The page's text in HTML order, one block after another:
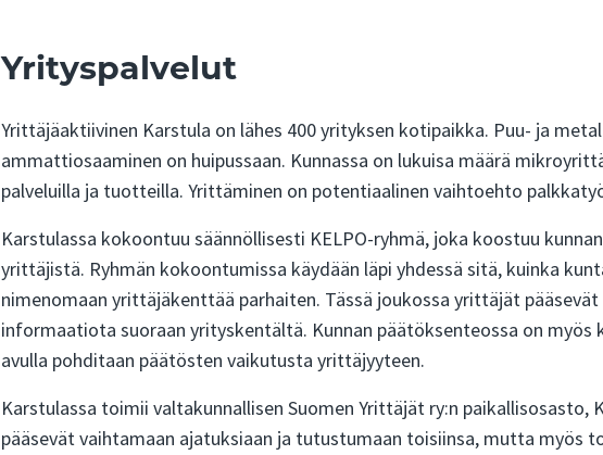
Yrityspalvelut
Yrittäjäaktiivinen Karstula on lähes 400 yrityksen kotipaikka. Puu- ja
ammattiosaaminen on huipussaan. Kunnassa on lukuisa määrä
palveluilla ja tuotteilla. Yrittäminen on potentiaalinen vaihtoehto
Karstulassa kokoontuu säännöllisesti KELPO-ryhmä, joka koostuu
yrittäjistä. Ryhmän kokoontumissa käydään läpi yhdessä sitä, kuinka
nimenomaan yrittäjäkenttää parhaiten. Tässä joukossa yrittäjät
informaatiota suoraan yrityskentältä. Kunnan päätöksenteossa on
avulla pohditaan päätösten vaikutusta yrittäjyyteen.
Karstulassa toimii valtakunnallisen Suomen Yrittäjät ry:n
pääsevät vaihtamaan ajatuksiaan ja tutustumaan toisiinsa, mutta myös